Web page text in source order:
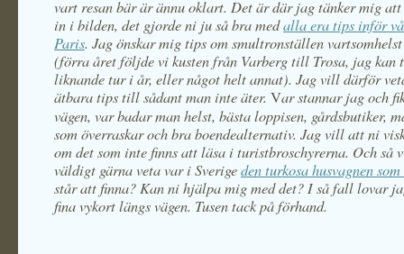
vart resan bär är ännu oklart. Det är där jag tänker mig
in i bilden, det gjorde ni ju så bra medalla era tips inför
Paris. Jag önskar mig tips om smultronställen
(förra året följde vi kusten från Varberg till Trosa, jag kan
liknande tur i år, eller något helt annat). Jag vill därför
ätbara tips till sådant man inte äter. Var stannar jag och
vägen, var badar man helst, bästa loppisen, gårdsbutiker,
som överraskar och bra boendealternativ. Jag vill att ni
om det som inte finns att läsa i turistbroschyrerna. Och så
väldigt gärna veta var i Sverigeden turkosa husvagnen
står att finna? Kan ni hjälpa mig med det? I så fall lovar
fina vykort längs vägen. Tusen tack på förhand.